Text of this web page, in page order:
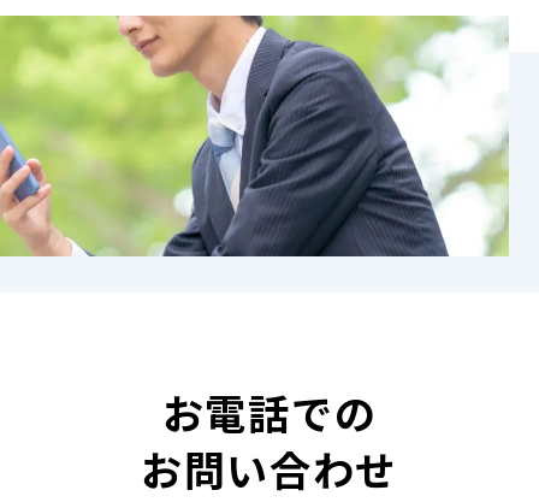
会社案内
事業所
データ入稿ガイド
個人情報保護に関して
受付時間 |
お電話での
お問い合わせ